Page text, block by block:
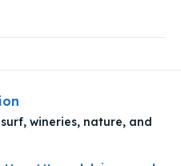
wineries, nature, and